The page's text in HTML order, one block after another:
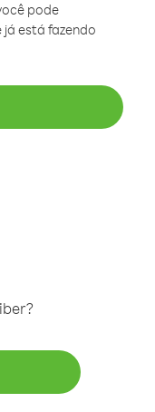
pode
está fazendo